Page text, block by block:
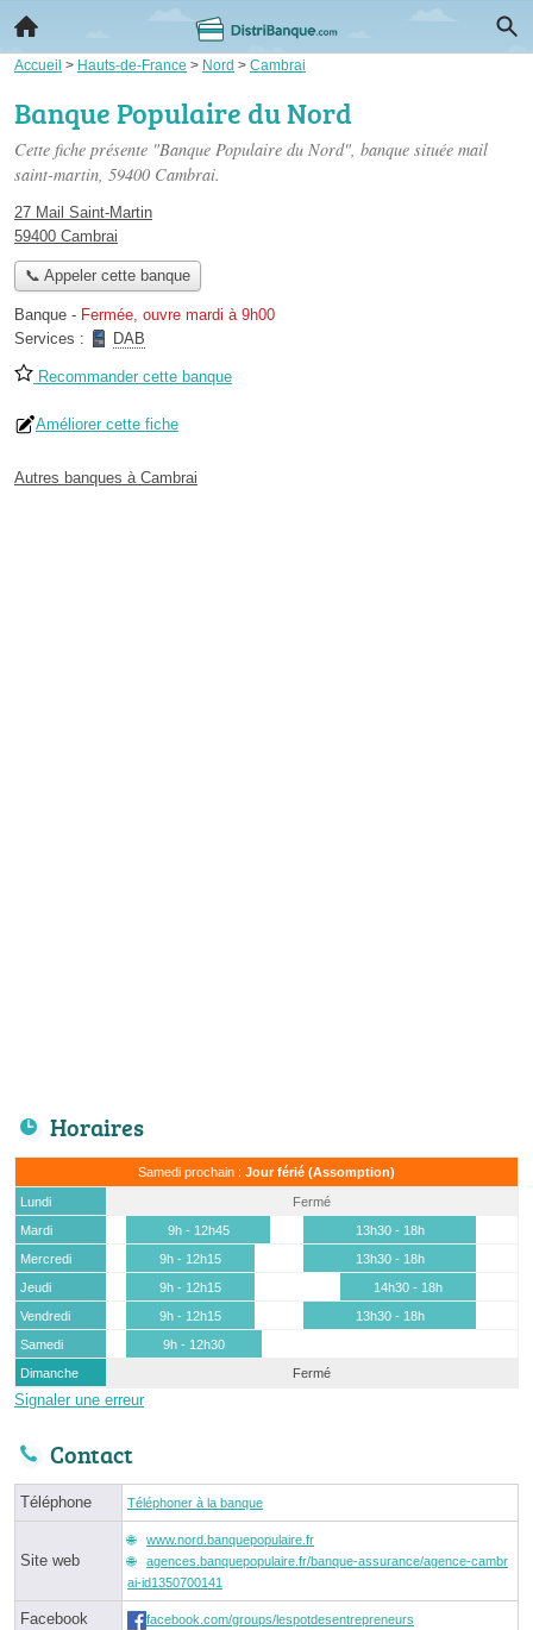
Accueil > Hauts-de-France > Nord > Cambrai
Banque Populaire du Nord
Cette fiche présente "Banque Populaire du Nord", banque située mail
saint-martin, 59400 Cambrai.
27 Mail Saint-Martin
59400 Cambrai
📞 Appeler cette banque
Banque - Fermée, ouvre mardi à 9h00
Services :
DAB
Recommander cette banque
Améliorer cette fiche
Autres banques à Cambrai
Horaires
Samedi prochain : Jour férié (Assomption)
Lundi
Fermé
Mardi
9h - 12h45
13h30 - 18h
Mercredi
9h - 12h15
13h30 - 18h
Jeudi
9h - 12h15
14h30 - 18h
Vendredi
9h - 12h15
13h30 - 18h
Samedi
9h - 12h30
Dimanche
Fermé
Signaler une erreur
Contact
Téléphone Téléphoner à la banque
Site web
www.nord.banquepopulaire.fr
agences.banquepopulaire.fr/banque-assurance/agence-cambr
ai-id1350700141
Facebook facebook.com/groups/lespotdesentrepreneurs